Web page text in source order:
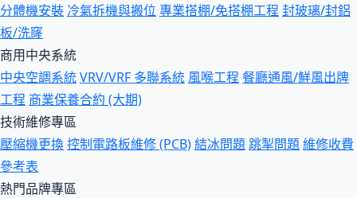
分體機安裝 冷氣拆機與搬位 專業搭棚/免搭棚工程 封玻璃/封鋁
板/洗窿
商用中央系統
中央空調系統VRV/VRF 多聯系統 風喉工程 餐廳通風/鮮風出牌
工程 商業保養合約 (大期)
技術維修專區
壓縮機更換控制電路板維修 (PCB)結冰問題跳掣問題維修收費
參考表
熱門品牌專區